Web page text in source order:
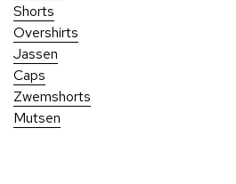
Shorts
Overshirts
Jassen
Caps
Zwemshorts
Mutsen